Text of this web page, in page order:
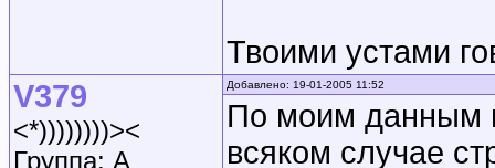
Твоими устами
V379
<*))))))))><
Группа: A
Добавлено: 19-01-2005 11:52
По моим данным
всяком случае